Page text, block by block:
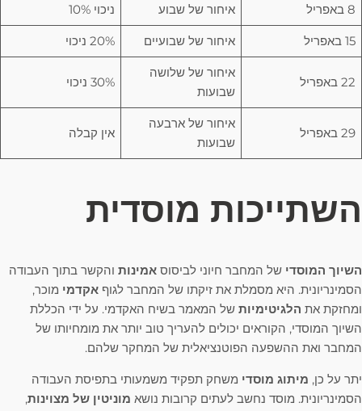
8 באפריל איחור של שבוע ניכוי 10%
15 באפריל איחור של שבועיים 20% ניכוי
22 באפריל
איחור של שלושה
שבועות
30% ניכוי
29 באפריל
איחור של ארבעה
שבועות
אין קבלה
השתייכות מוסדית
השיוך המוסדי של המחבר חיוני לביסוס אמינות והקשר בתוך העבודה
הסמינריונית. היא מסמלת את זיקתו של המחבר לגוף אקדמי מוכר,
ומחזקת את הלגיטימיות של המאמר בשיח האקדמי. על ידי הכללת
השיוך המוסדי, הקוראים יכולים להעריך טוב יותר את מומחיותו של
המחבר ואת ההשפעה הפוטנציאלית של המחקר שלהם.
יתר על כן, מיתוג מוסדי משחק תפקיד משמעותי בתפיסת העבודה
הסמינריונית. מוסד נחשב לעתים קרובות נושא מוניטין של מצוינות,